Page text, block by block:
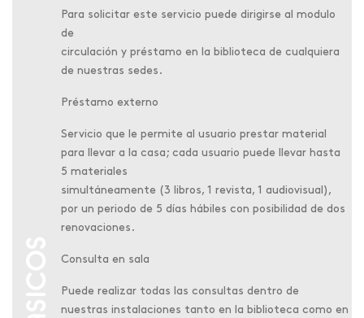
Para solicitar este servicio puede dirigirse al modulo
de
circulación y préstamo en la biblioteca de cualquiera
de nuestras sedes.
Préstamo externo
Servicio que le permite al usuario prestar material
para llevar a la casa; cada usuario puede llevar hasta
5 materiales
simultáneamente (3 libros, 1 revista, 1 audiovisual),
por un periodo de 5 días hábiles con posibilidad de dos
renovaciones.
Consulta en sala
Puede realizar todas las consultas dentro de
nuestras instalaciones tanto en la biblioteca como en